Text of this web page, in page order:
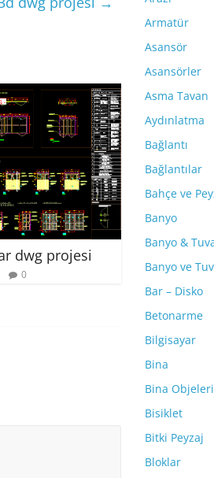
dwg projesi
0
Armatür
Asansör
Asansörler
Asma Tavan
Aydınlatma
Bağlantı
Bağlantılar
Bahçe ve
Banyo
Banyo &
Banyo ve
Bar – Disko
Betonarme
Bilgisayar
Bina
Bina Objeleri
Bisiklet
Bitki Peyzaj
Bloklar